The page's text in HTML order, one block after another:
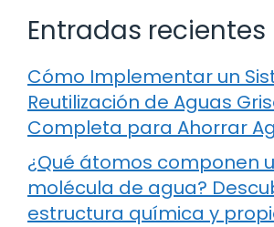
Entradas recientes
Cómo Implementar un
Reutilización de Aguas
Completa para Ahorrar
¿Qué átomos componen
molécula de agua?
estructura química y